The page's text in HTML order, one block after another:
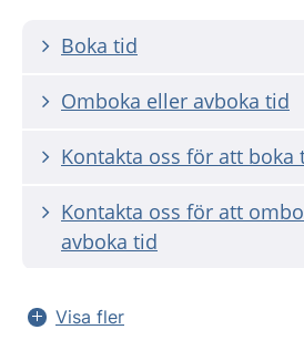
Boka tid
Omboka eller avboka tid
Kontakta oss för att boka
Kontakta oss för att
avboka tid
Visa fler